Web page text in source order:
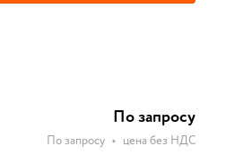
По запросу
По запросу • цена без НДС